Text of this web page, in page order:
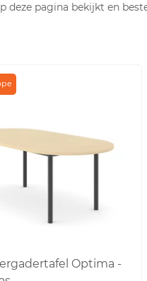
deze pagina bekijkt en
Optima -